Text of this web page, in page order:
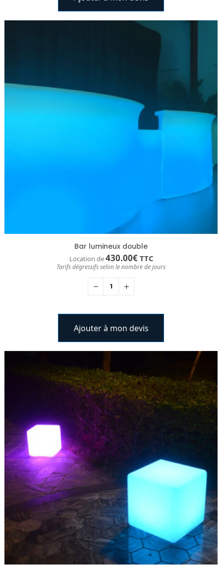
Bar lumineux double
Location de430.00€ TTC
Tarifs dégressifs selon le nombre de jours
Ajouter à mon devis